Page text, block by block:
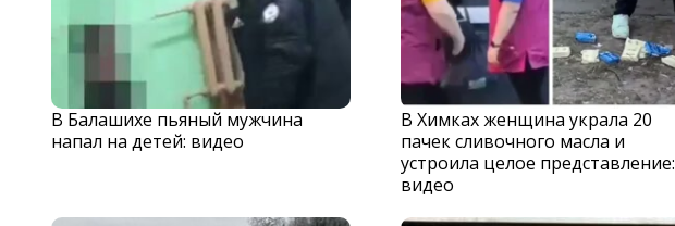
В Балашихе пьяный мужчина
напал на детей: видео
В Химках женщина украла 20
пачек сливочного масла и
устроила целое представление:
видео